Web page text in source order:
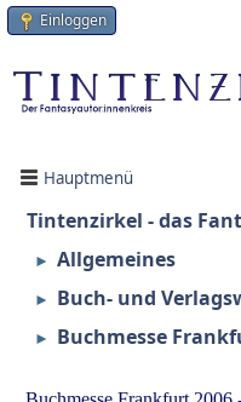
Einloggen
Hauptmenü
Tintenzirkel - das
► Allgemeines
► Buch- und
► Buchmesse